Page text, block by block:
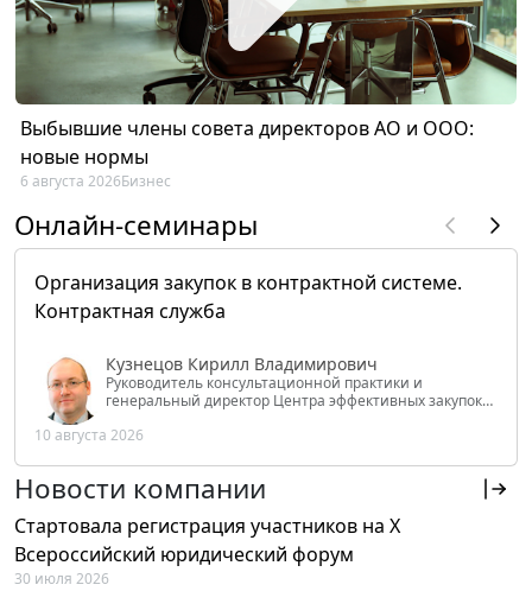
Выбывшие члены совета директоров АО и ООО:
новые нормы
6 августа 2026Бизнес
Онлайн-семинары
Организация закупок в контрактной системе.
Контрактная служба
Кузнецов Кирилл Владимирович
Руководитель консультационной практики и
генеральный директор Центра эффективных закупок
РФ
10 августа 2026
Новости компании
Стартовала регистрация участников на X
Всероссийский юридический форум
30 июля 2026